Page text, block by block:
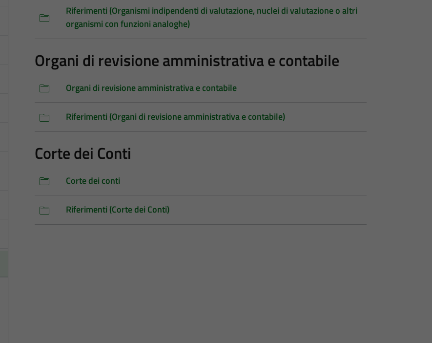
Riferimenti (Organismi indipendenti di valutazione, nuclei di valutazione o altri
organismi con funzioni analoghe)
Organi di revisione amministrativa e contabile
Organi di revisione amministrativa e contabile
Riferimenti (Organi di revisione amministrativa e contabile)
Corte dei Conti
Corte dei conti
Riferimenti (Corte dei Conti)